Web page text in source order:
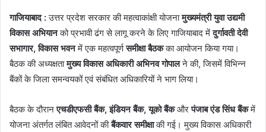
गाजियाबाद :उत्तर प्रदेश सरकार की महत्वाकांक्षी योजनामुख्यमंत्री युवा उद्यमी
विकास अभियानको प्रभावी ढंग से लागू करने के लिए गाजियाबाद मेंदुर्गावती देवी
सभागार, विकास भवनमें एक महत्वपूर्णसमीक्षा बैठकका आयोजन किया गया।
बैठक की अध्यक्षतामुख्य विकास अधिकारी अभिनव गोपालने की, जिसमें विभिन्न
बैंकों के जिला समन्वयकों एवं संबंधित अधिकारियों ने भाग लिया।
बैठक के दौरानएचडीएफसी बैंक, इंडियन बैंक, यूको बैंकऔरपंजाब एंड सिंध बैंकमें
योजना अंतर्गत लंबित आवेदनों कीबैंकवार समीक्षाकी गई। मुख्य विकास अधिकारी